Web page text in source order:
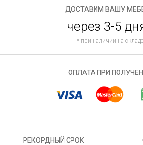
ДОСТАВИМ ВАШУ
через 3-5
* при наличии на складе
ОПЛАТА ПРИ
РЕКОРДНЫЙ СРОК